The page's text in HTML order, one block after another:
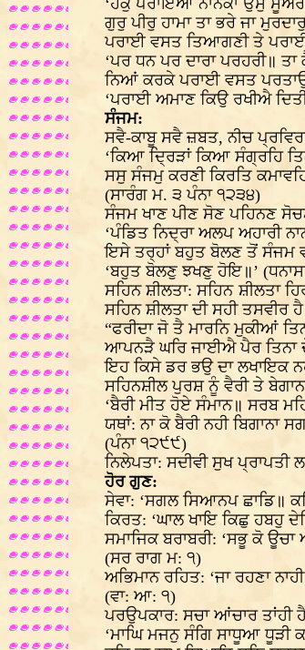
‘ਹਕੁ ਪਰਾਇਆ ਨਾਨਕਾ ਉਸੁ
ਗੁਰੁ ਪੀਰੁ ਹਾਮਾ ਤਾ ਭਰੇ ਜਾ
ਪਰਾਈ ਵਸਤ ਤਿਆਗਣੀ ਤੇ
‘ਪਰ ਧਨ ਪਰ ਦਾਰਾ ਪਰਹਰੀ॥ ਤਾ
ਨਿਆਂ ਕਰਕੇ ਪਰਾਈ ਵਸਤ
‘ਪਰਾਈ ਅਮਾਣ ਕਿਉ ਰਖੀਐ
ਸੰਜਮ:
ਸਵੈ-ਕਾਬੂ ਸਵੈ ਜ਼ਬਤ, ਨੀਚ
‘ਕਿਆ ਦ੍ਰਿੜਾਂ ਕਿਆ ਸੰਗ੍ਰਹਿ
ਸਸੁ ਸੰਜਮੁ ਕਰਣੀ ਕਿਰਤਿ
(ਸਾਰੰਗ ਮ. ੩ ਪੰਨਾ ੧੨੩੪)
ਸੰਜਮ ਖਾਣ ਪੀਣ ਸੋਣ ਪਹਿਨਣ
‘ਪੰਡਿਤ ਨਿਦ੍ਰਾ ਅਲਪ ਅਹਾਰੀ
ਇਸੇ ਤਰ੍ਹਾਂ ਬਹੁਤ ਬੋਲਣ ਤੋਂ ਸੰਜਮ
‘ਬਹੁਤ ਬੋਲਣੁ ਝਖਣੁ ਹੋਇ॥’
ਸਹਿਨ ਸ਼ੀਲਤਾ: ਸਹਿਨ ਸ਼ੀਲਤਾ
ਸਹਿਨ ਸ਼ੀਲਤਾ ਦੀ ਸਹੀ
“ਫਰੀਦਾ ਜੋ ਤੈ ਮਾਰਨਿ ਮੁਕੀਆਂ
ਆਪਨੜੈ ਘਰਿ ਜਾਈਐ ਪੈਰ ਤਿਨਾ
ਇਹ ਕਿਸੇ ਡਰ ਭਉ ਦਾ ਲਖਾਇਕ
ਸਹਿਨਸ਼ੀਲ ਪੁਰਸ਼ ਨੂੰ ਵੈਰੀ ਤੇ
‘ਬੈਰੀ ਮੀਤ ਹੋਏ ਸੰਮਾਨ॥ ਸਰਬ
ਯਥਾਂ: ਨਾ ਕੋ ਬੈਰੀ ਨਹੀ
(ਪੰਨਾ ੧੨੯੯)
ਨਿਲੇਪਤਾ: ਸਦੀਵੀ ਸੁਖ
ਹੋਰ ਗੁਣ:
ਸੇਵਾ: ‘ਸਗਲ ਸਿਆਨਪ ਛਾਡਿ॥
ਕਿਰਤ: ‘ਘਾਲ ਖਾਇ ਕਿਛੁ ਹਬਹੁ
ਸਮਾਜਿਕ ਬਰਾਬਰੀ: ‘ਸਭੂ ਕੋ
(ਸਰ ਰਾਗ ਮ: ੧)
ਅਭਿਮਾਨ ਰਹਿਤ: ‘ਜਾ ਰਹਣਾ
(ਵਾ: ਆ: ੧)
ਪਰਉਪਕਾਰ: ਸਚਾ ਆਂਚਾਰ ਤਾਂਹੀ
‘ਮਾਘਿ ਮਜਨੁ ਸੰਗਿ ਸਾਧੂਆ ਧੂੜੀ